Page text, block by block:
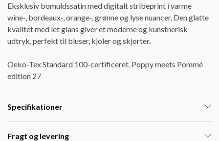
Eksklusiv bomuldssatin med digitalt stribeprint i varme
wine-, bordeaux-, orange-, grønne og lyse nuancer. Den glatte
kvalitet med let glans giver et moderne og kunstnerisk
udtryk, perfekt til bluser, kjoler og skjorter.
Oeko-Tex Standard 100-certificeret. Poppy meets Pommé
edition 27
Specifikationer
Fragt og levering